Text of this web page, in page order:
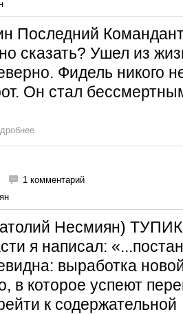
Последний
сказать? Ушел из
Фидель никого
Он стал
1 комментарий
Несмиян)
я написал:
выработка
в которое успеют
к содержательной